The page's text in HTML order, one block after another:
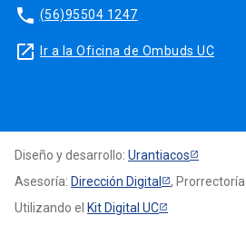
phone (56)95504 1247
launch Ir a la Oficina de Ombuds UC
Diseño y desarrollo: Urantiacos
Asesoría: Dirección Digital
, Prorrectoría
Utilizando el Kit Digital UC